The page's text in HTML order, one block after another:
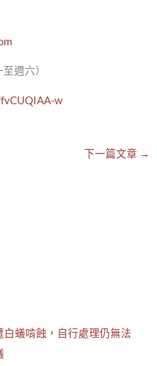
週六）
w
下一篇文章 →
白蟻啃蝕，自行處理仍無法